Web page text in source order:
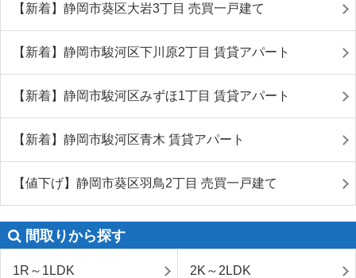
【新着】静岡市葵区大岩3丁目 売買一戸建て
【新着】静岡市駿河区下川原2丁目 賃貸アパート
【新着】静岡市駿河区みずほ1丁目 賃貸アパート
【新着】静岡市駿河区青木 賃貸アパート
【値下げ】静岡市葵区羽鳥2丁目 売買一戸建て
間取りから探す
1R～1LDK 2K～2LDK